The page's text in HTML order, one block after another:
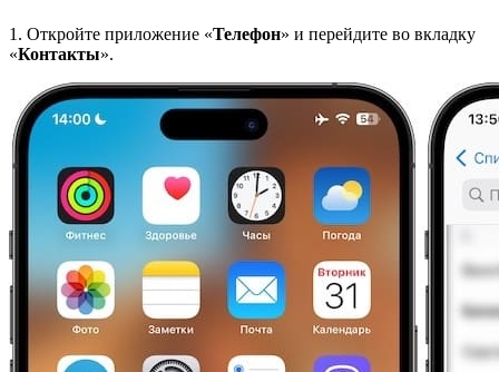
1. Откройте приложение «Телефон» и перейдите во вкладку
«Контакты».